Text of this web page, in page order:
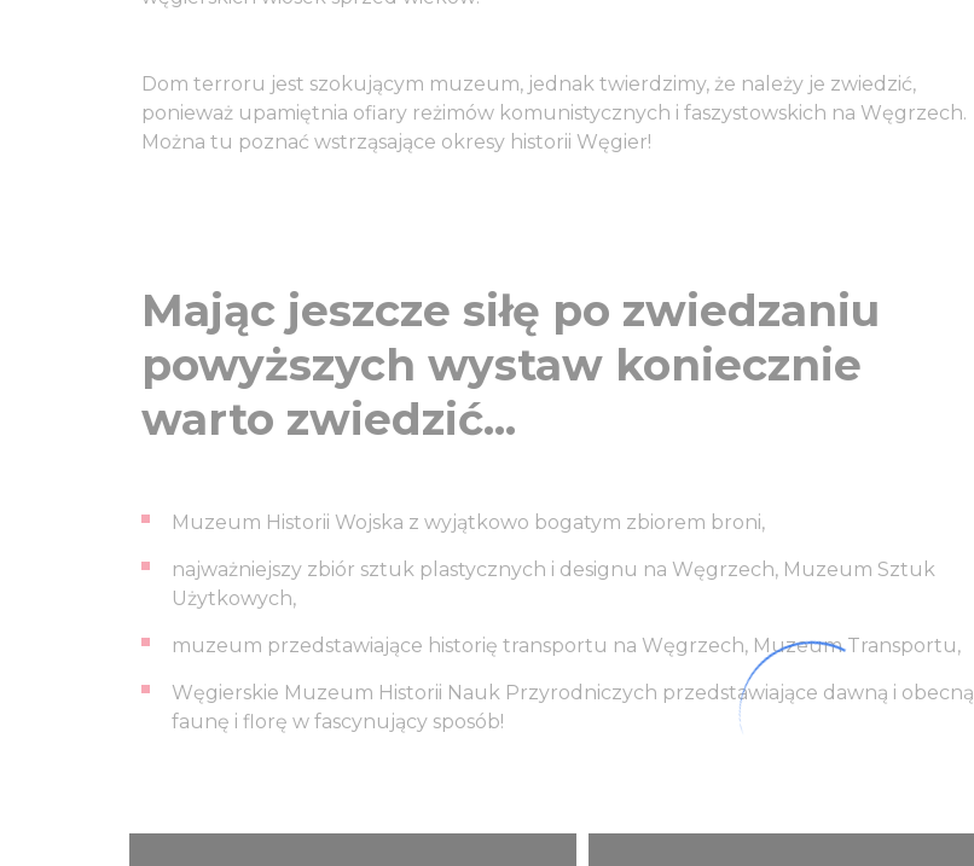
Dom terroru jest szokującym muzeum, jednak twierdzimy, że należy je zwiedzić,
ponieważ upamiętnia ofiary reżimów komunistycznych i faszystowskich na Węgrzech.
Można tu poznać wstrząsające okresy historii Węgier!
Mając jeszcze siłę po zwiedzaniu
powyższych wystaw koniecznie
warto zwiedzić...
Muzeum Historii Wojska z wyjątkowo bogatym zbiorem broni,
najważniejszy zbiór sztuk plastycznych i designu na Węgrzech, Muzeum Sztuk
Użytkowych,
muzeum przedstawiające historię transportu na Węgrzech, Muzeum Transportu,
Węgierskie Muzeum Historii Nauk Przyrodniczych przedstawiające dawną i obecną
faunę i florę w fascynujący sposób!